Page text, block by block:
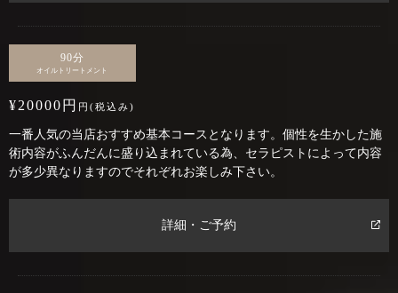
90分
オイルトリートメント
¥20000円 円(税込み)
一番人気の当店おすすめ基本コースとなります。個性を生かした施
術内容がふんだんに盛り込まれている為、セラピストによって内容
が多少異なりますのでそれぞれお楽しみ下さい。
詳細・ご予約